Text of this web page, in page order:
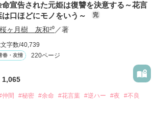
｣
よ』
てんのよ｣
ありがとう』
きゃ良かった｣
てありがとう』
命宣告された元姫は復讐を決意する～花言
は口ほどにモノをいう～
完
桜ヶ月樹 灰和²⁰／著
字数/40,739
春・友情 220ページ
1,065
仲間 #秘密 #余命 #花言葉 #逆ハー #夜 #不良